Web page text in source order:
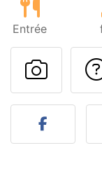
Entrée